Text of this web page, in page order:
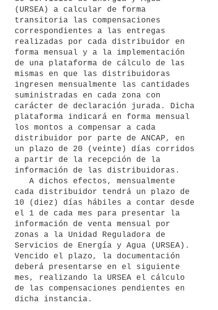
(URSEA) a calcular de forma
transitoria las compensaciones
correspondientes a las entregas
realizadas por cada distribuidor en
forma mensual y a la implementación
de una plataforma de cálculo de las
mismas en que las distribuidoras
ingresen mensualmente las cantidades
suministradas en cada zona con
carácter de declaración jurada. Dicha
plataforma indicará en forma mensual
los montos a compensar a cada
distribuidor por parte de ANCAP, en
un plazo de 20 (veinte) días corridos
a partir de la recepción de la
información de las distribuidoras.
cada distribuidor tendrá un plazo de
10 (diez) días hábiles a contar desde
el 1 de cada mes para presentar la
información de venta mensual por
zonas a la Unidad Reguladora de
Servicios de Energía y Agua (URSEA).
Vencido el plazo, la documentación
deberá presentarse en el siguiente
mes, realizando la URSEA el cálculo
de las compensaciones pendientes en